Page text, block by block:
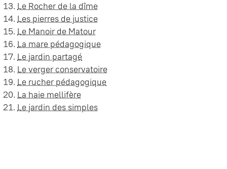
Le Rocher de la dîme
Les pierres de justice
Le Manoir de Matour
La mare pédagogique
Le jardin partagé
Le verger conservatoire
Le rucher pédagogique
La haie mellifère
Le jardin des simples